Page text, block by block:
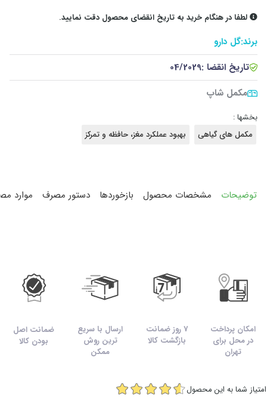
لطفا در هنگام خرید به تاریخ انقضای محصول دقت نمایید.
برند:گل دارو
تاریخ انقضا :04/2029
مکمل شاپ
بخشها :
مکمل های گیاهی
بهبود عملکرد مغز، حافظه و تمرکز
توضیحات مشخصات محصول بازخوردها دستور مصرف موارد
امکان پرداخت
در محل برای
تهران
7 روز ضمانت
بازگشت کالا
ارسال با سریع
ترین روش
ممکن
ضمانت اصل
بودن کالا
امتیاز شما به این محصول